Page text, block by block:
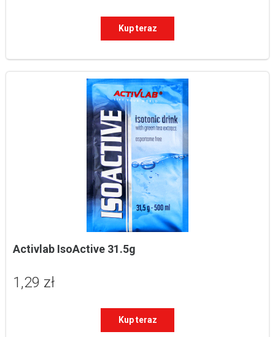
Kup teraz
Activlab IsoActive 31.5g
1,29 zł
Kup teraz